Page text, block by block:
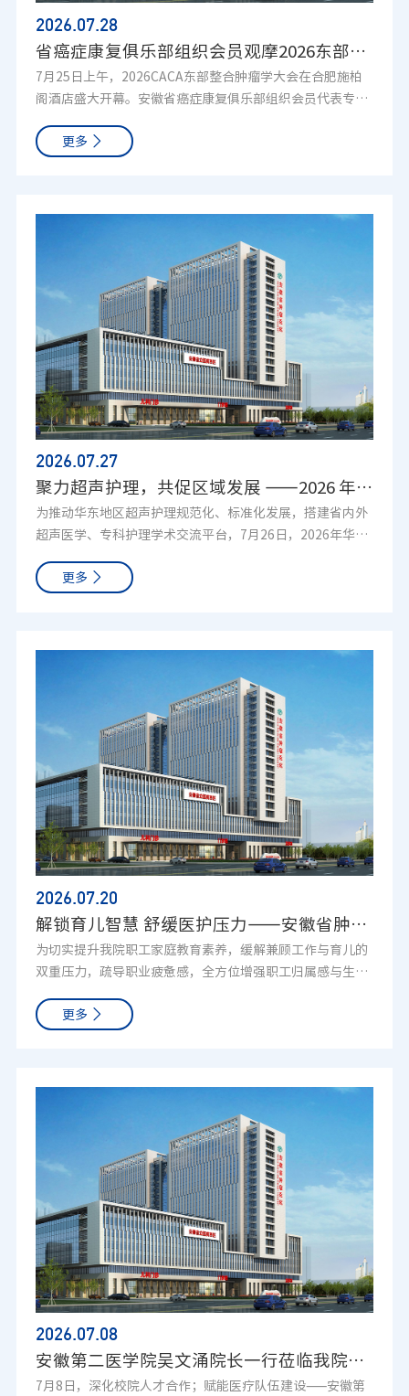
2026.07.28
省癌症康复俱乐部组织会员观摩2026东部整合肿瘤学大会
7月25日上午，2026CACA东部整合肿瘤学大会在合肥施柏
阁酒店盛大开幕。安徽省癌症康复俱乐部组织会员代表专程
与康复相关知识。大会开幕式精彩纷呈，开场表演庄重大
学术性较强，部分专业理论会员理解起来存在难度，但大家
依旧全程专注、认真聆听，耐心捕捉与自身康复息息相关的
信息，主动搜寻能够指导日常调养、规范复查、科学康复的
实用知识。现场不少会员随身携带纸笔，及时记录收获，求
知态度令人动容。会员们表示，能够在家门口参与如此规格
的学术大会十分难得。此次参会拓宽了视野，更新了抗癌认
知，更加坚定了科学抗癌、积极康复的信念。安徽省癌症康
复俱乐部持续搭建病友学习交流平台。今后俱乐部将继续组
织各类交流观摩活动，为广大会员创造近距离接触前沿医学
互助，携手奔赴康复之路。（俱乐部 王佳莉）
更多
2026.07.27
聚力超声护理，共促区域发展 ——2026 年华东区域超声护理专题研讨会在合肥圆满落幕
为推动华东地区超声护理规范化、标准化发展，搭建省内外
超声医学、专科护理学术交流平台，7月26日，2026年华东
聚华东多省超声医学、介入护理领域顶尖专家齐聚现场，聚
授，中国科学技术大学附属第一医院（西区）超声科叶磊主
任致开场辞，陶堃主持开幕式。致辞中，专家充分肯定超声
专科护理在微创介入诊疗、造影检查安全保障中的核心作
用，指出当前介入超声技术快速普及背景下，标准化护理流
程、不良反应应急处置、多学科协作模式是行业发展刚需，
期待本次会议打通华东区域学术壁垒，分享先进临床经验，
切实提升区域超声护理整体服务能力。精品授课，聚焦临床
难点分享前沿成果本次会议授课专家阵容强大，来自苏州大
学附属第一医院、中山大学附属第一医院、上海市肺科医
院及中科大附一院等国内知名医疗机构的超声护理权威登台
授课，覆盖超声护理全链条临床重难点，内容紧贴临床实
操，兼具共识解读、风险管控、手术护理、质控管理多重维
度：1.苏州大学附属第一医院曹伟护士长带来《CEUS护理专
家共识解读》，系统梳理超声造影标准化护理规范，统一造
影全流程护理操作标准；2.中山大学附属第一医院雷阳阳护
置方案；4.上海市肺科医院汤春红护士长主讲《超声引导下
经皮肺穿刺并发症及护理流程》，细化肺穿刺术前评估、术
中配合、术后观察全套护理要点；5.中科大附一院章燕梅老
师分享《超声引导经皮甲状腺结节射频消融术护理配合》，
针对甲状腺微创消融手术，讲解体位管理、术中监护、术后
并发症预防等精细化护理方案。整场授课理论结合实操案
例，专家深入浅出、干货满满，参会医护认真记录、积极思
考，针对日常工作中的实操困惑同步记录交流要点。圆桌研
讨，碰撞思维破解临床护理痛点主题授课结束后，大会设置
全体讨论总结圆桌论坛，由浙江大学医学院附属第二医院潘
讨：1、如何优化超声造影患者检查与随访流程；2、介入超
声新技术（融合导航等）对护理配合提出的全新要求；3、
更多
2026.07.20
解锁育儿智慧 舒缓医护压力——安徽省肿瘤医院心灵驿站第八期智慧父母研修班顺利结业
为切实提升我院职工家庭教育素养，缓解兼顾工作与育儿的
双重压力，疏导职业疲惫感，全方位增强职工归属感与生活
驿站举办第八期智慧父母研修班。为期两个月的研修班近日
准破解广大家长在育儿路上遇到的各类难题。开班之初，组
织开展开班典礼，完成班务搭建，并宣读“入班誓词”，以
满满的仪式感开启智慧父母成长之旅。课程中，针对家长普
遍困惑的亲子隔阂问题，剖析“付出不被孩子理解”的核心
原因，传授共情沟通技巧；聚焦孩子学习被动、拖延厌学痛
点，分享激发自主学习动力的落地方法；围绕青少年沉迷手
机的家庭矛盾，引导家长柔性引导，让孩子发自内心合理管
控电子产品。面对青春期叛逆难题，课程拆解青少年心理特
质，提供温和有效的共处方案，同时普及青少年心理问题的
情满满，全体学员回顾两个月的学习历程，分享自身改变与
亲子关系的改善成果。同时邀请学员的宝贝们参与结业典
礼，见证妈妈的成长与收获，此外伴侣也以线上形式，坦诚
更多
2026.07.08
安徽第二医学院吴文涌院长一行莅临我院交流座谈
7月8日，深化校院人才合作；赋能医疗队伍建设——安徽第